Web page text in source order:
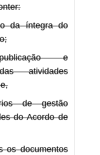
da íntegra do
e
atividades
de gestão
do Acordo de
os documentos